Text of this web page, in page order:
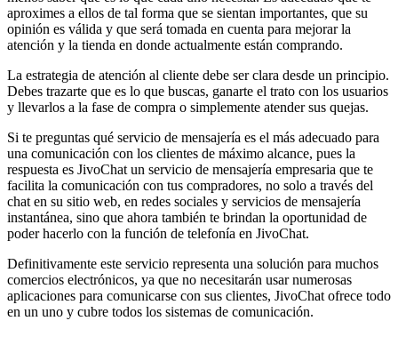
aproximes a ellos de tal forma que se sientan importantes, que su
opinión es válida y que será tomada en cuenta para mejorar la
atención y la tienda en donde actualmente están comprando.
La estrategia de atención al cliente debe ser clara desde un principio.
Debes trazarte que es lo que buscas, ganarte el trato con los usuarios
y llevarlos a la fase de compra o simplemente atender sus quejas.
Si te preguntas qué servicio de mensajería es el más adecuado para
una comunicación con los clientes de máximo alcance, pues la
respuesta es JivoChat un servicio de mensajería empresaria que te
facilita la comunicación con tus compradores, no solo a través del
chat en su sitio web, en redes sociales y servicios de mensajería
instantánea, sino que ahora también te brindan la oportunidad de
poder hacerlo con la función de telefonía en JivoChat.
Definitivamente este servicio representa una solución para muchos
comercios electrónicos, ya que no necesitarán usar numerosas
aplicaciones para comunicarse con sus clientes, JivoChat ofrece todo
en un uno y cubre todos los sistemas de comunicación.